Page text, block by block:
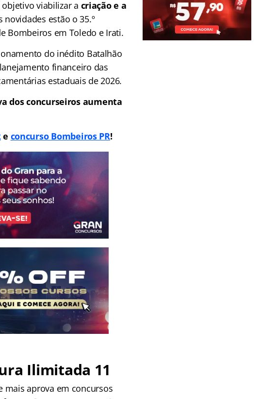
viabilizar a criação e a
novidades estão o 35.º
Bombeiros em Toledo e Irati.
do inédito Batalhão
financeiro das
estaduais de 2026.
dos concurseiros aumenta
e concurso Bombeiros PR!
Ilimitada 11
mais aprova em concursos